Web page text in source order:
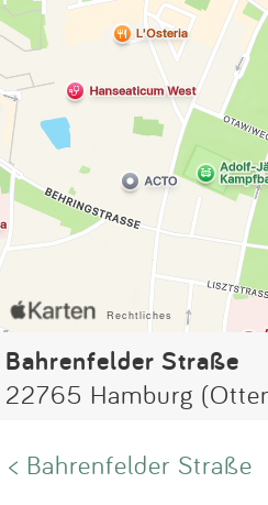
Bahrenfelder Straße
22765 Hamburg
< Bahrenfelder Straße